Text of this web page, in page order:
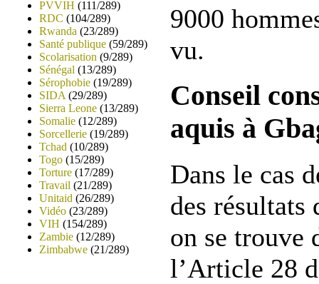
PVVIH (111/289)
RDC (104/289)
Rwanda (23/289)
Santé publique (59/289)
Scolarisation (9/289)
Sénégal (13/289)
Sérophobie (19/289)
SIDA (29/289)
Sierra Leone (13/289)
Somalie (12/289)
Sorcellerie (19/289)
Tchad (10/289)
Togo (15/289)
Torture (17/289)
Travail (21/289)
Unitaid (26/289)
Vidéo (23/289)
VIH (154/289)
Zambie (12/289)
Zimbabwe (21/289)
9000
vu.
Conseil
aquis à
Dans le cas
des résultats
on se trouve
l’Article 28